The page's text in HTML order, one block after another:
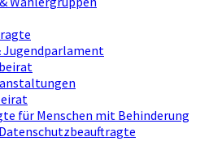
Jugendparlament
für Menschen mit Behinderung